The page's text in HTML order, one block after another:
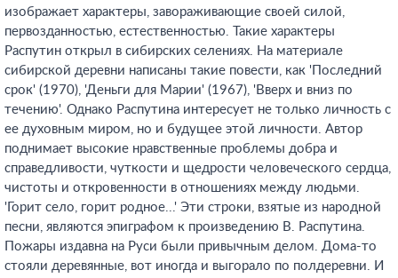
изображает характеры, завораживающие своей силой,
первозданностью, естественностью. Такие характеры
Распутин открыл в сибирских селениях. На материале
сибирской деревни написаны такие повести, как 'Последний
срок' (1970), 'Деньги для Марии' (1967), 'Вверх и вниз по
течению'. Однако Распутина интересует не только личность с
ее духовным миром, но и будущее этой личности. Автор
поднимает высокие нравственные проблемы добра и
справедливости, чуткости и щедрости человеческого сердца,
чистоты и откровенности в отношениях между людьми.
'Горит село, горит родное...' Эти строки, взятые из народной
песни, являются эпиграфом к произведению В. Распутина.
Пожары издавна на Руси были привычным делом. Дома-то
стояли деревянные, вот иногда и выгорало по полдеревни. И